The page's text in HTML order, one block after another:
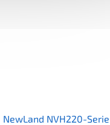
NewLand NVH220-